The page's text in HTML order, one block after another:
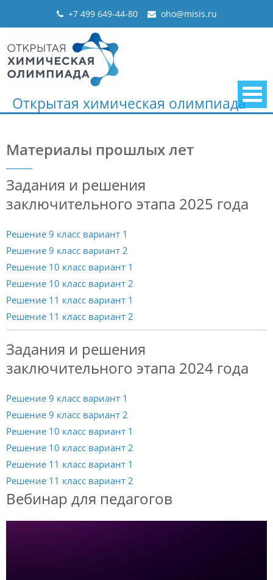
+7 499 649-44-80 oho@misis.ru
Открытая химическая олимпиада
Материалы прошлых лет
Задания и решения
заключительного этапа 2025 года
Решение 9 класс вариант 1
Решение 9 класс вариант 2
Решение 10 класс вариант 1
Решение 10 класс вариант 2
Решение 11 класс вариант 1
Решение 11 класс вариант 2
Задания и решения
заключительного этапа 2024 года
Решение 9 класс вариант 1
Решение 9 класс вариант 2
Решение 10 класс вариант 1
Решение 10 класс вариант 2
Решение 11 класс вариант 1
Решение 11 класс вариант 2
Вебинар для педагогов